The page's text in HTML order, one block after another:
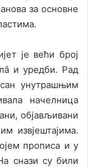
за основне
је већи број
и уредби. Рад
унутрашњим
начелница
објављивани
извјештајима.
прописа и у
снази су били